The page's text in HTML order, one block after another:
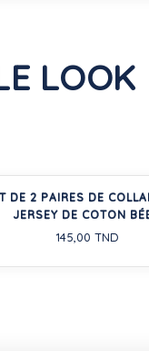
LOOK
DE 2 PAIRES DE
JERSEY DE COTON
145,00 TND